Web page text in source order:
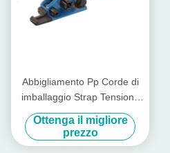
Abbigliamento Pp Corde di
imballaggio Strap Tensione
Noso di anatra Commodity
Manuale Strapping Tensione
Ottenga il migliore
prezzo